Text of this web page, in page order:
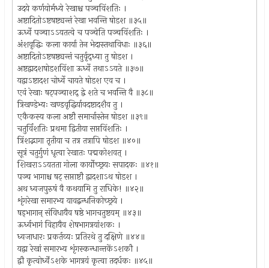
उदये कर्णयोर्मध्ये रेखाश्च पञ्चविंशतिः ।
अष्टादितोऽष्टषष्ट्यन्तं रेखा भवन्ति षोडश ॥३५॥
ऊर्ध्वे पञ्चाऽऽयतत्वे च पञ्चेति पञ्चविंशतिः ।
अंशवृद्धिः कला कार्या तेन भेदास्तथाविधाः ॥३६॥
अष्टादितोऽष्टषष्ठ्यन्तं चतुर्वृद्ध्या तु षोडश ।
अष्टद्वादशषोडशविंशा ऊर्ध्वे तथाऽऽयते ॥३७॥
यद्वाऽष्टादश चोर्ध्वे चायते षोडश एव च ।
एवं रेखाः षट्पञ्चाशद् द्वे शते च भवन्ति वै ॥३८॥
त्रिखण्डेभ्यः खण्डवृद्धिर्यावदष्टादशैव तु ।
एकैकस्य कला अष्टौ समार्चास्तेन षोडश ॥३९॥
चतुर्विंशतिः प्रथमा द्वितीया सप्तविंशतिः ।
त्रिंशद्भागा तृतीया च तत्र तत्रापि षोडश ॥४०॥
सूत्रं चतुर्गुणं धृत्वा रेखातः पद्मकोशवत् ।
शिखराऽऽयतता गोला कार्योच्छ्रयः सपादकः ॥४१॥
पञ्च भागाश्च षट् सप्ताष्टौ द्वादशाऽथ षोडश ।
अथ ध्वजपुरुषं वै कथयामि तु राधिके! ॥४२॥
शृंगरेखा समारभ्य यावद्बन्धनिकोच्छ्रये ।
षड्भागान् संविधायैव षष्ठे भागचतुष्टयम् ॥४३॥
ऊर्ध्वभागं विहायैव शेषभागत्रयांशकः ।
ध्वजाधारः प्रकर्तव्यः प्रतिरथे तु दक्षिणे ॥४४॥
यद्वा रेखां समारभ्य शृंगस्कन्धान्तकेंऽशकौ ।
द्वौ कृत्वोर्ध्वेंऽशके भागत्रयं कृत्वा तदर्धकः ॥४५॥